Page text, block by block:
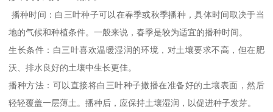
播种时间：白三叶种子可以在春季或秋季播种，具体时间取决于当
地的气候和种植条件。一般来说，春季是较为适宜的播种时间。
生长条件：白三叶喜欢温暖湿润的环境，对土壤要求不高，但在肥
沃、排水良好的土壤中生长更佳。
播种方法：可以直接将白三叶种子撒播在准备好的土壤表面，然后
轻轻覆盖一层薄土。播种后，应保持土壤湿润，以促进种子发芽。